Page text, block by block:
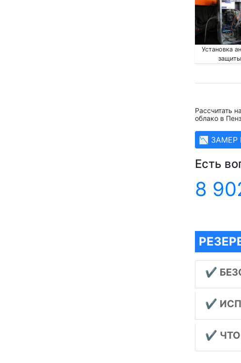
Установка
Рассчитать
облако в
📉 ЗАМЕР
Есть
8
✔️
✔️
✔️